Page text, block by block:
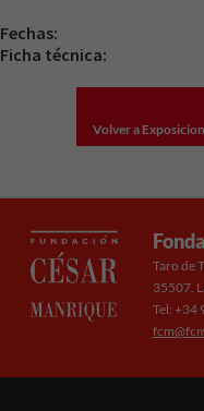
Fechas:
Ficha técnica:
Volver a
Taro de
35507.
Tel: +34